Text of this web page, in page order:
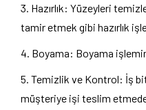
Hazırlık: Yüzeyleri
tamir etmek gibi hazırlık
Boyama: Boyama
Temizlik ve Kontrol: İş
müşteriye işi teslim